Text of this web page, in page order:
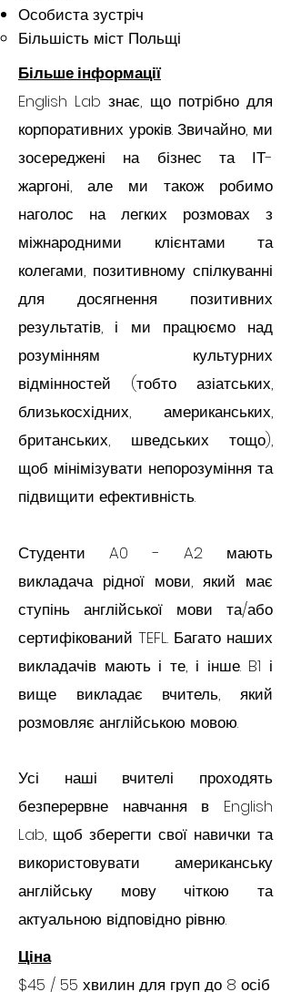
Особиста зустріч
Більшість міст Польщі
Більше інформації
English Lab знає, що потрібно для
корпоративних уроків. Звичайно, ми
зосереджені на бізнес та ІТ-
жаргоні, але ми також робимо
наголос на легких розмовах з
міжнародними клієнтами та
колегами, позитивному спілкуванні
для досягнення позитивних
результатів, і ми працюємо над
розумінням культурних
відмінностей (тобто азіатських,
близькосхідних, американських,
британських, шведських тощо),
щоб мінімізувати непорозуміння та
підвищити ефективність.
Студенти A0 - A2 мають
викладача рідної мови, який має
ступінь англійської мови та/або
сертифікований TEFL. Багато наших
викладачів мають і те, і інше. B1 і
вище викладає вчитель, який
розмовляє англійською мовою.
Усі наші вчителі проходять
безперервне навчання в English
Lab, щоб зберегти свої навички та
використовувати американську
англійську мову чіткою та
актуальною відповідно рівню.
Ціна
$45 / 55 хвилин для груп до 8 осіб